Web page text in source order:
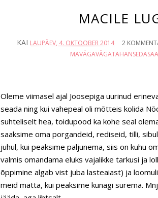
MACILE
KAI LAUPÄEV, 4. OKTOOBER 2014 2
Oleme viimasel ajal Joosepiga uurinud
seada ning kui vahepeal oli mõtteis kolida
suhteliselt hea, toidupood ka kohe seal
saaksime oma porgandeid, rediseid, tilli,
juhul, kui peaksime paljunema, siis on kuhu
valmis omandama eluks vajalikke tarkusi ja
õppimine algab vist juba lasteaiast) ja
meid matta, kui peaksime kunagi surema.